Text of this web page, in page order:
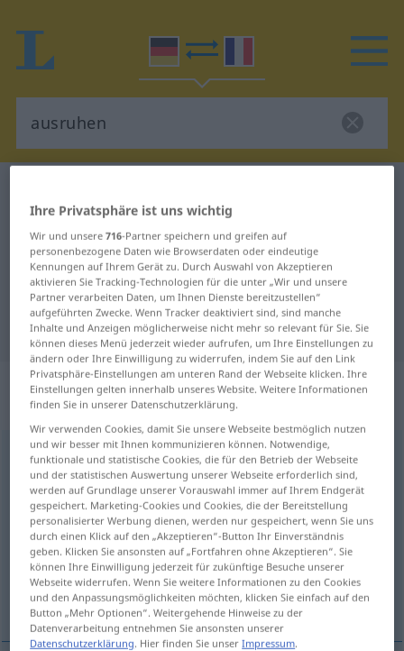
Deutsch-Französisch Übersetzung
für "ausruhen"
"ausruhen" Französisch
Übersetzung
„ausruhen“: intransitives Verb |
reflexives Verb
ausruhenv/i(&v/r)
Übersicht aller Übersetzungen
(Für mehr Details die Übersetzung anklicken/antippen)
se reposer je dois me reposer un peu
se reposer de
Ihre Privatsphäre ist uns wichtig
Wir und unsere716-Partner speichern und greifen auf
personenbezogene Daten wie Browserdaten oder eindeutige
Kennungen auf Ihrem Gerät zu. Durch Auswahl von Akzeptieren
aktivieren Sie Tracking-Technologien für die unter „Wir und unsere
Partner verarbeiten Daten, um Ihnen Dienste bereitzustellen“
aufgeführten Zwecke. Wenn Tracker deaktiviert sind, sind manche
Inhalte und Anzeigen möglicherweise nicht mehr so relevant für Sie. Sie
können dieses Menü jederzeit wieder aufrufen, um Ihre Einstellungen zu
ändern oder Ihre Einwilligung zu widerrufen, indem Sie auf den Link
Privatsphäre-Einstellungen am unteren Rand der Webseite klicken. Ihre
Einstellungen gelten innerhalb unseres Website. Weitere Informationen
finden Sie in unserer Datenschutzerklärung.
Wir verwenden Cookies, damit Sie unsere Webseite bestmöglich nutzen
und wir besser mit Ihnen kommunizieren können. Notwendige,
funktionale und statistische Cookies, die für den Betrieb der Webseite
und der statistischen Auswertung unserer Webseite erforderlich sind,
werden auf Grundlage unserer Vorauswahl immer auf Ihrem Endgerät
gespeichert. Marketing-Cookies und Cookies, die der Bereitstellung
personalisierter Werbung dienen, werden nur gespeichert, wenn Sie uns
durch einen Klick auf den „Akzeptieren“-Button Ihr Einverständnis
geben. Klicken Sie ansonsten auf „Fortfahren ohne Akzeptieren“. Sie
können Ihre Einwilligung jederzeit für zukünftige Besuche unserer
Webseite widerrufen. Wenn Sie weitere Informationen zu den Cookies
und den Anpassungsmöglichkeiten möchten, klicken Sie einfach auf den
Button „Mehr Optionen“. Weitergehende Hinweise zu der
Datenverarbeitung entnehmen Sie ansonsten unserer
Datenschutzerklärung. Hier finden Sie unserImpressum.